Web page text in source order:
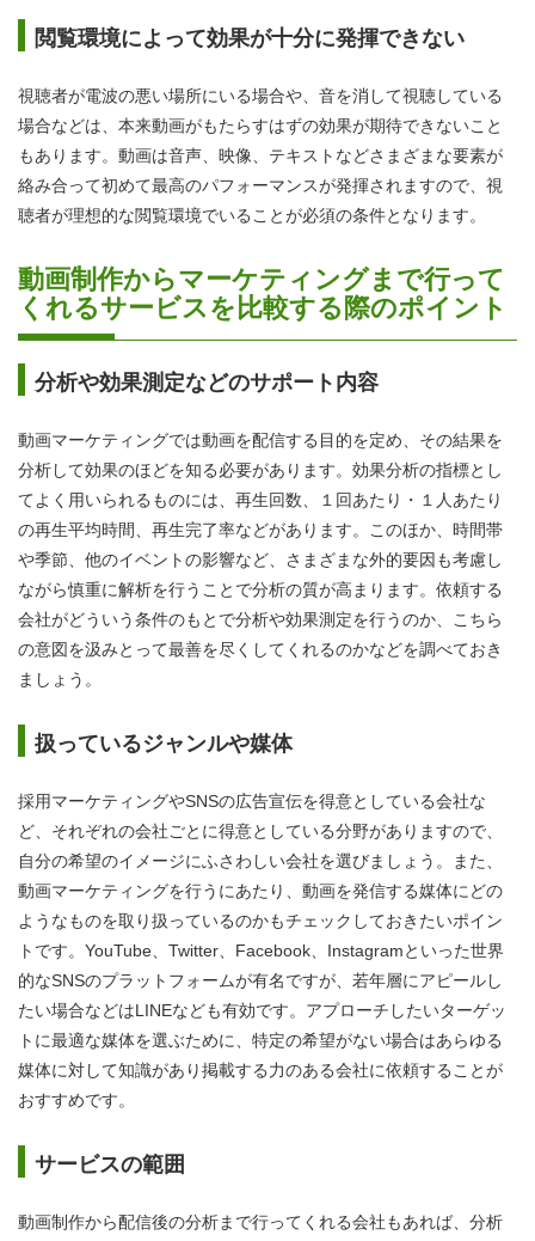
閲覧環境によって効果が十分に発揮できない
視聴者が電波の悪い場所にいる場合や、音を消して視聴している
場合などは、本来動画がもたらすはずの効果が期待できないこと
もあります。動画は音声、映像、テキストなどさまざまな要素が
絡み合って初めて最高のパフォーマンスが発揮されますので、視
聴者が理想的な閲覧環境でいることが必須の条件となります。
動画制作からマーケティングまで行って
くれるサービスを比較する際のポイント
分析や効果測定などのサポート内容
動画マーケティングでは動画を配信する目的を定め、その結果を
分析して効果のほどを知る必要があります。効果分析の指標とし
てよく用いられるものには、再生回数、１回あたり・１人あたり
の再生平均時間、再生完了率などがあります。このほか、時間帯
や季節、他のイベントの影響など、さまざまな外的要因も考慮し
ながら慎重に解析を行うことで分析の質が高まります。依頼する
会社がどういう条件のもとで分析や効果測定を行うのか、こちら
の意図を汲みとって最善を尽くしてくれるのかなどを調べておき
ましょう。
扱っているジャンルや媒体
採用マーケティングやSNSの広告宣伝を得意としている会社な
ど、それぞれの会社ごとに得意としている分野がありますので、
自分の希望のイメージにふさわしい会社を選びましょう。また、
動画マーケティングを行うにあたり、動画を発信する媒体にどの
ようなものを取り扱っているのかもチェックしておきたいポイン
トです。YouTube、Twitter、Facebook、Instagramといった世界
的なSNSのプラットフォームが有名ですが、若年層にアピールし
たい場合などはLINEなども有効です。アプローチしたいターゲッ
トに最適な媒体を選ぶために、特定の希望がない場合はあらゆる
媒体に対して知識があり掲載する力のある会社に依頼することが
おすすめです。
サービスの範囲
動画制作から配信後の分析まで行ってくれる会社もあれば、分析